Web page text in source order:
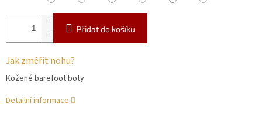
Přidat do košíku
Jak změřit nohu?
Kožené barefoot boty
Detailní informace